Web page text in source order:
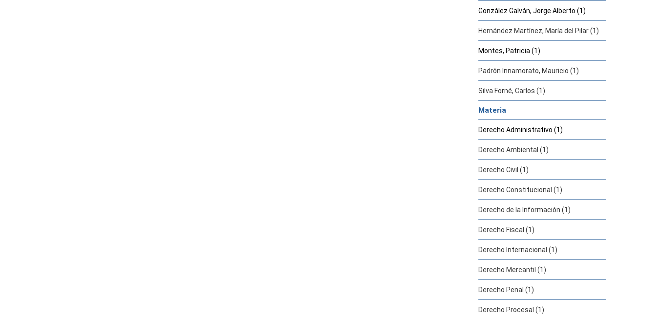
González Galván, Jorge Alberto (1)
Hernández Martínez, María del Pilar (1)
Montes, Patricia (1)
Padrón Innamorato, Mauricio (1)
Silva Forné, Carlos (1)
Materia
Derecho Administrativo (1)
Derecho Ambiental (1)
Derecho Civil (1)
Derecho Constitucional (1)
Derecho de la Información (1)
Derecho Fiscal (1)
Derecho Internacional (1)
Derecho Mercantil (1)
Derecho Penal (1)
Derecho Procesal (1)